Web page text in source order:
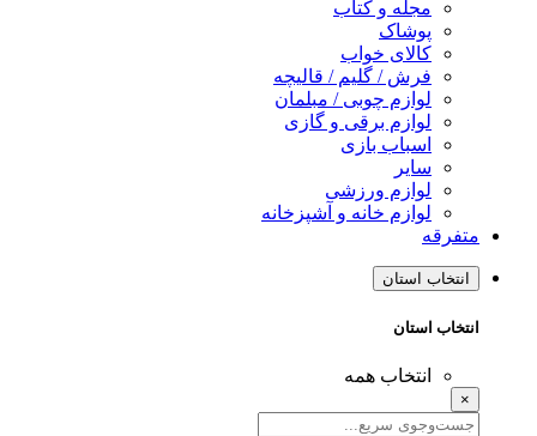
مجله و کتاب
پوشاک
کالای خواب
فرش / گلیم / قالیچه
لوازم چوبی / مبلمان
لوازم برقی و گازی
اسباب بازی
سایر
لوازم ورزشی
لوازم خانه و آشپزخانه
متفرقه
انتخاب استان
انتخاب استان
انتخاب همه
×